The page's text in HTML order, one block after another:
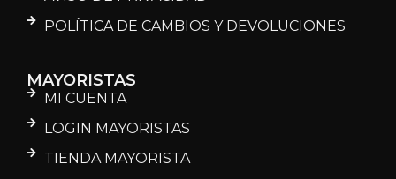
POLÍTICA DE CAMBIOS Y DEVOLUCIONES
MAYORISTAS
MI CUENTA
LOGIN MAYORISTAS
TIENDA MAYORISTA